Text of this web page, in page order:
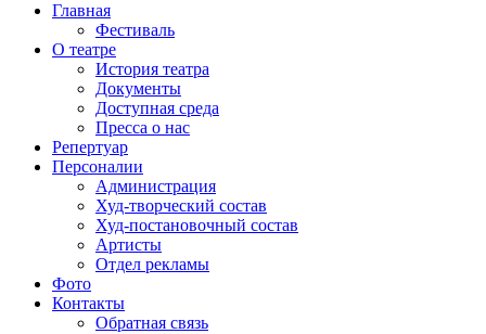
Главная
Фестиваль
О театре
История театра
Документы
Доступная среда
Пресса о нас
Репертуар
Персоналии
Администрация
Худ-творческий состав
Худ-постановочный состав
Артисты
Отдел рекламы
Фото
Контакты
Обратная связь